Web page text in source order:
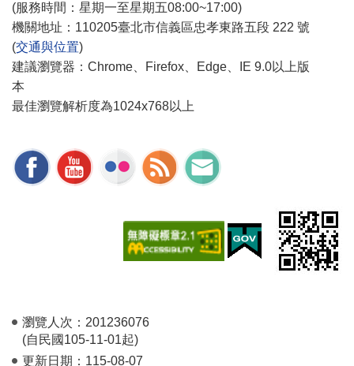
(服務時間：星期一至星期五08:00~17:00)
機關地址：110205臺北市信義區忠孝東路五段 222 號
(交通與位置)
建議瀏覽器：Chrome、Firefox、Edge、IE 9.0以上版
本
最佳瀏覽解析度為1024x768以上
瀏覽人次： 201236076
(自民國105-11-01起)
更新日期： 115-08-07